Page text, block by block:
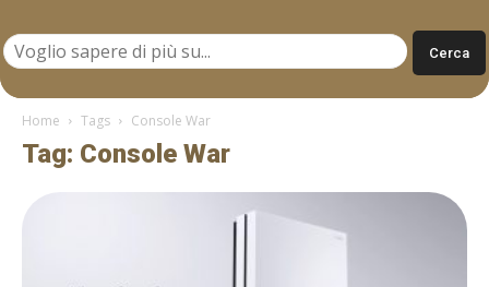
Home Tags Console War
Tag: Console War